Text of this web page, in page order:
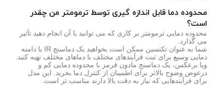
محدوده دما قابل اندازه گیری توسط ترمومتر من چقدر
است؟
محدوده دمایی ترمومتر بر کاری که می توانید با آن انجام دهید تأثیر
می گذارد.
شما به عنوان تکنسین ممکن است بخواهید یک دماسنج IR با دامنه
دمایی وسیع برای ثبت فرآیندهای مختلف با دماهای مختلف تهیه کنید.
ویا برعکس، یک دماسنج مادون قرمز با محدوده دمایی کم و
درعوض وضوح بالاتر برای اطمینان از کنترل دما بخرید. این مدل
برای فرآیندهایی که نیاز به دقت بالا دارند مناسب تر است.